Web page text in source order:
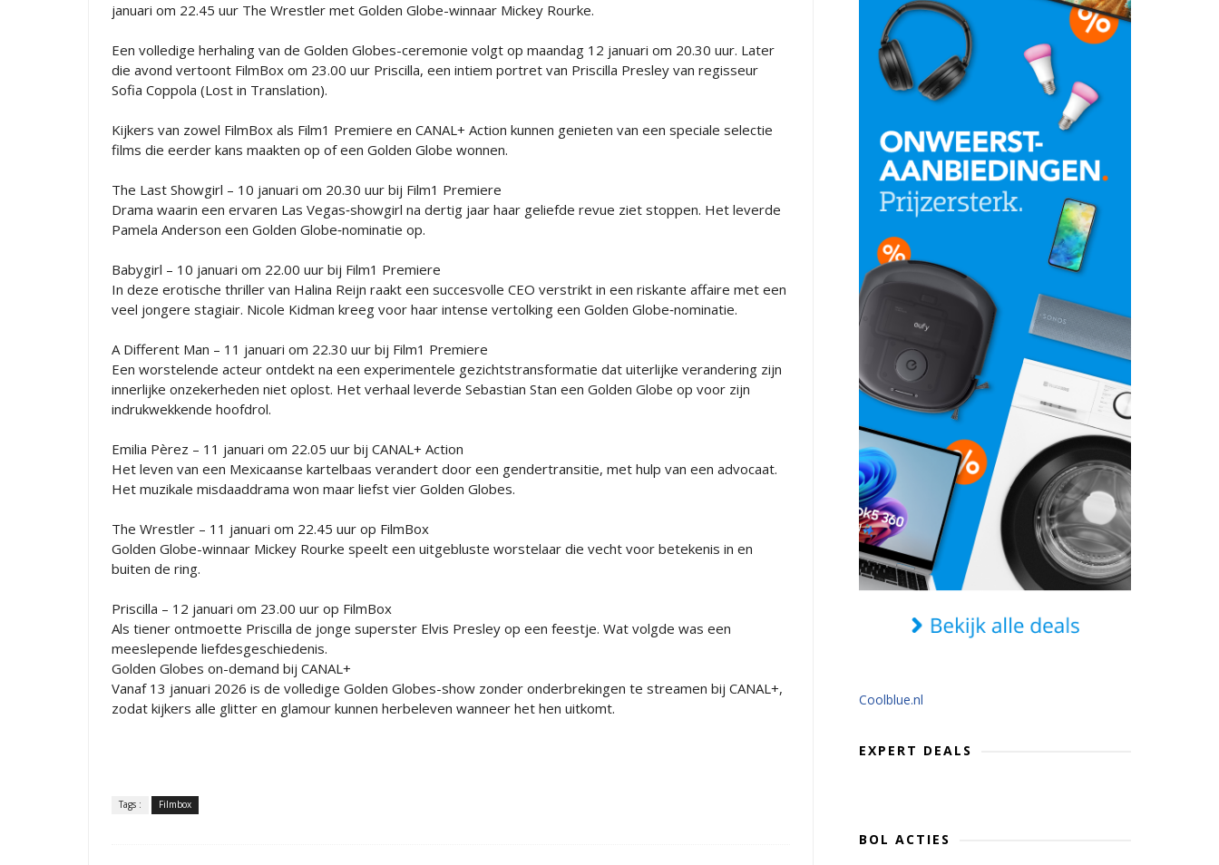
januari om 22.45 uur The Wrestler met Golden Globe-winnaar Mickey Rourke.
Een volledige herhaling van de Golden Globes-ceremonie volgt op maandag 12 januari om 20.30 uur. Later
die avond vertoont FilmBox om 23.00 uur Priscilla, een intiem portret van Priscilla Presley van regisseur
Sofia Coppola (Lost in Translation).
Kijkers van zowel FilmBox als Film1 Premiere en CANAL+ Action kunnen genieten van een speciale selectie
films die eerder kans maakten op of een Golden Globe wonnen.
The Last Showgirl – 10 januari om 20.30 uur bij Film1 Premiere
Drama waarin een ervaren Las Vegas‑showgirl na dertig jaar haar geliefde revue ziet stoppen. Het leverde
Pamela Anderson een Golden Globe‑nominatie op.
Babygirl – 10 januari om 22.00 uur bij Film1 Premiere
In deze erotische thriller van Halina Reijn raakt een succesvolle CEO verstrikt in een riskante affaire met een
veel jongere stagiair. Nicole Kidman kreeg voor haar intense vertolking een Golden Globe‑nominatie.
A Different Man – 11 januari om 22.30 uur bij Film1 Premiere
Een worstelende acteur ontdekt na een experimentele gezichts­transformatie dat uiterlijke verandering zijn
innerlijke onzekerheden niet oplost. Het verhaal leverde Sebastian Stan een Golden Globe op voor zijn
indrukwekkende hoofdrol.
Emilia Pèrez – 11 januari om 22.05 uur bij CANAL+ Action
Het leven van een Mexicaanse kartelbaas verandert door een gendertransitie, met hulp van een advocaat.
Het muzikale misdaaddrama won maar liefst vier Golden Globes.
The Wrestler – 11 januari om 22.45 uur op FilmBox
Golden Globe-winnaar Mickey Rourke speelt een uitgebluste worstelaar die vecht voor betekenis in en
buiten de ring.
Priscilla – 12 januari om 23.00 uur op FilmBox
Als tiener ontmoette Priscilla de jonge superster Elvis Presley op een feestje. Wat volgde was een
meeslepende liefdesgeschiedenis.
Golden Globes on-demand bij CANAL+
Vanaf 13 januari 2026 is de volledige Golden Globes-show zonder onderbrekingen te streamen bij CANAL+,
zodat kijkers alle glitter en glamour kunnen herbeleven wanneer het hen uitkomt.
Tags : Filmbox
Coolblue.nl
EXPERT DEALS
BOL ACTIES